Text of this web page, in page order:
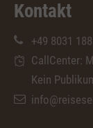
Kontakt
+49 8031
CallCenter:
Kein